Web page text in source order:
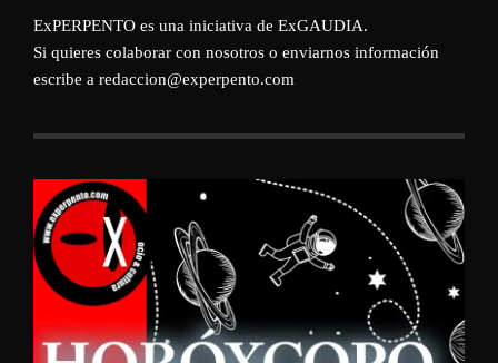
ExPERPENTO es una iniciativa de ExGAUDIA.
Si quieres colaborar con nosotros o enviarnos información
escribe a redaccion@experpento.com